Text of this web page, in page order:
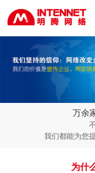
万余
我们都能为您
为什